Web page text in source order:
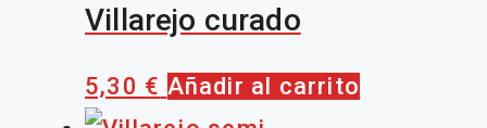
Villarejo curado
5,30 € Añadir al carrito